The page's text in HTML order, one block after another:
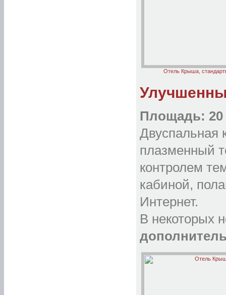
Отель Крыша,
Площадь: 20
Двуспальная
плазменный
контролем
кабиной,
Интернет.
В некоторых